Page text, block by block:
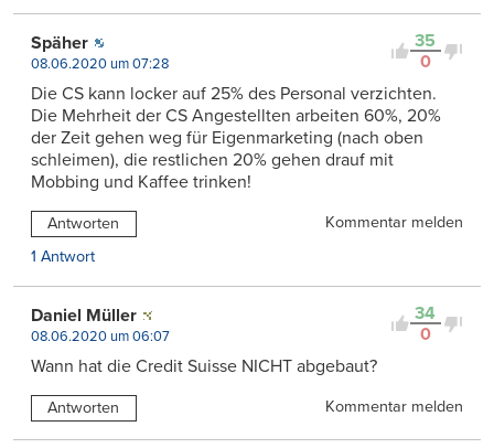
35
0
Späher
08.06.2020 um 07:28
Die CS kann locker auf 25% des Personal verzichten.
Die Mehrheit der CS Angestellten arbeiten 60%, 20%
der Zeit gehen weg für Eigenmarketing (nach oben
schleimen), die restlichen 20% gehen drauf mit
Mobbing und Kaffee trinken!
Antworten
Kommentar melden
1 Antwort
34
0
Daniel Müller
08.06.2020 um 06:07
Wann hat die Credit Suisse NICHT abgebaut?
Antworten Kommentar melden